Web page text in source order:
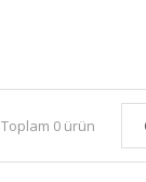
Toplam 0 ürün